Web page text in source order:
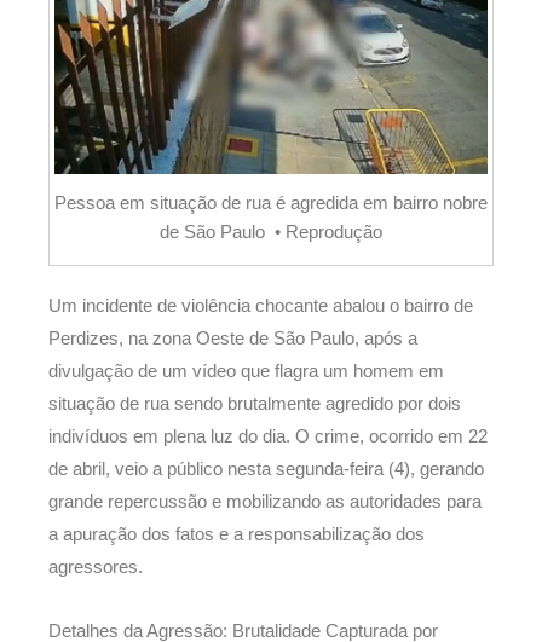
Pessoa em situação de rua é agredida em bairro nobre
de São Paulo • Reprodução
Um incidente de violência chocante abalou o bairro de
Perdizes, na zona Oeste de São Paulo, após a
divulgação de um vídeo que flagra um homem em
situação de rua sendo brutalmente agredido por dois
indivíduos em plena luz do dia. O crime, ocorrido em 22
de abril, veio a público nesta segunda-feira (4), gerando
grande repercussão e mobilizando as autoridades para
a apuração dos fatos e a responsabilização dos
agressores.
Detalhes da Agressão: Brutalidade Capturada por